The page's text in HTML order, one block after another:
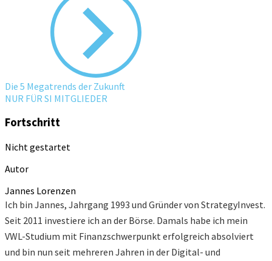
Die 5 Megatrends der Zukunft
NUR FÜR SI MITGLIEDER
Fortschritt
Nicht gestartet
Autor
Jannes Lorenzen
Ich bin Jannes, Jahrgang 1993 und Gründer von StrategyInvest.
Seit 2011 investiere ich an der Börse. Damals habe ich mein
VWL-Studium mit Finanzschwerpunkt erfolgreich absolviert
und bin nun seit mehreren Jahren in der Digital- und